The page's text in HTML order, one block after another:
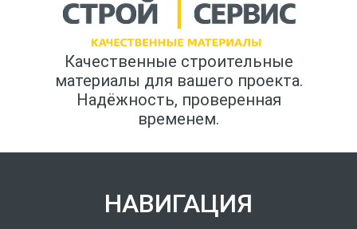
Качественные строительные
материалы для вашего проекта.
Надёжность, проверенная
временем.
НАВИГАЦИЯ